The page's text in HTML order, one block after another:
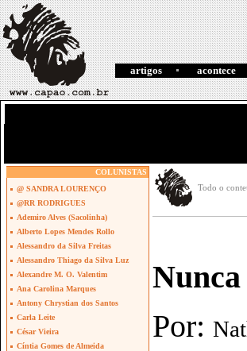
artigos acontece
COLUNISTAS
@ SANDRA LOURENÇO
@RR RODRIGUES
Ademiro Alves (Sacolinha)
Alberto Lopes Mendes Rollo
Alessandro da Silva Freitas
Alessandro Thiago da Silva Luz
Alexandre M. O. Valentim
Ana Carolina Marques
Antony Chrystian dos Santos
Carla Leite
César Vieira
Cíntia Gomes de Almeida
Todo o
Nunca
Por: